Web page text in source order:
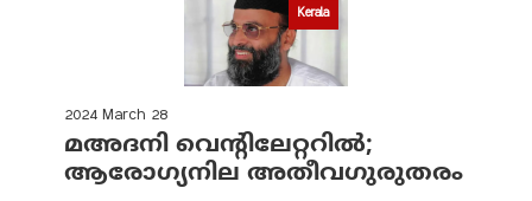
Kerala
2024 March 28
മഅദനി വെന്റിലേറ്ററിൽ;
ആരോഗ്യനില അതീവഗുരുതരം